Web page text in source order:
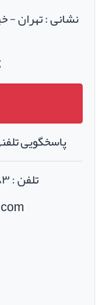
نشانی : تهران -
پاسخگویی تلفنی
تلفن : ۰۲۱۳۳۹۱۷۵۸۳ - ۰۲۱۳۳۹۱۴۴۳۴